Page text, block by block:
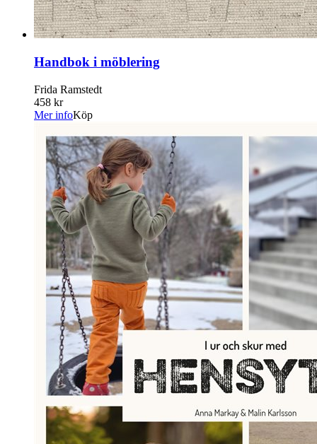
Handbok i möblering
Frida Ramstedt
458 kr
Mer infoKöp